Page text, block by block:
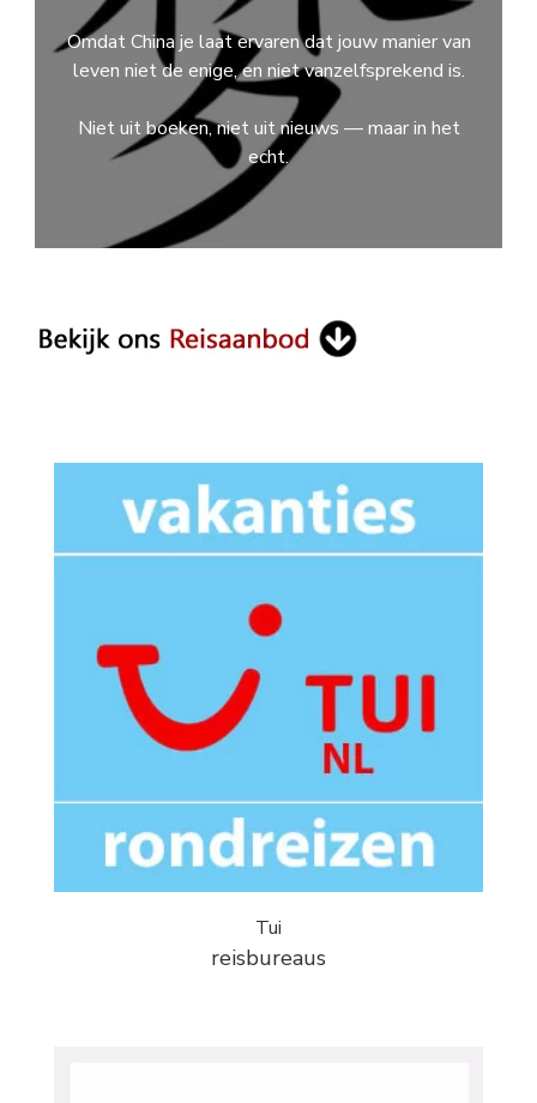
Omdat China je laat ervaren dat jouw manier van
leven niet de enige, en niet vanzelfsprekend is.
Niet uit boeken, niet uit nieuws — maar in het
echt.
Tui
reisbureaus